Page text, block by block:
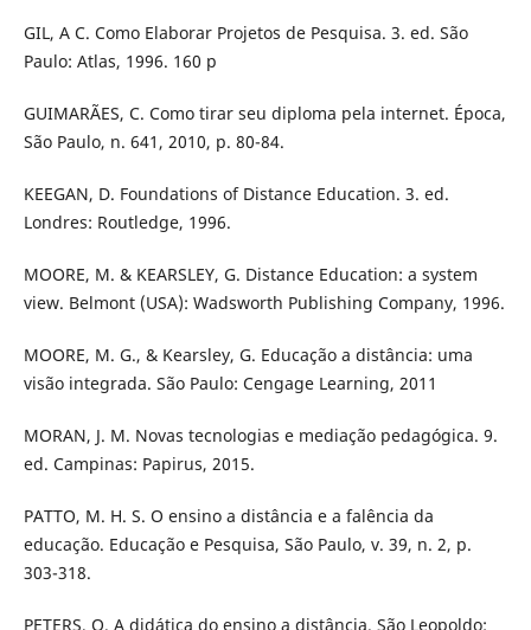
GIL, A C. Como Elaborar Projetos de Pesquisa. 3. ed. São
Paulo: Atlas, 1996. 160 p
GUIMARÃES, C. Como tirar seu diploma pela internet. Época,
São Paulo, n. 641, 2010, p. 80-84.
KEEGAN, D. Foundations of Distance Education. 3. ed.
Londres: Routledge, 1996.
MOORE, M. & KEARSLEY, G. Distance Education: a system
view. Belmont (USA): Wadsworth Publishing Company, 1996.
MOORE, M. G., & Kearsley, G. Educação a distância: uma
visão integrada. São Paulo: Cengage Learning, 2011
MORAN, J. M. Novas tecnologias e mediação pedagógica. 9.
ed. Campinas: Papirus, 2015.
PATTO, M. H. S. O ensino a distância e a falência da
educação. Educação e Pesquisa, São Paulo, v. 39, n. 2, p.
303-318.
PETERS, O. A didática do ensino a distância. São Leopoldo: